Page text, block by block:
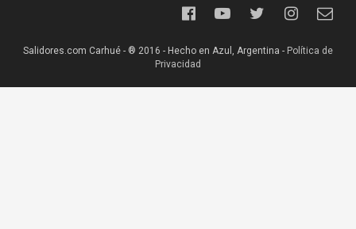
Salidores.com Carhué - ® 2016 - Hecho en Azul, Argentina - Política de
Privacidad